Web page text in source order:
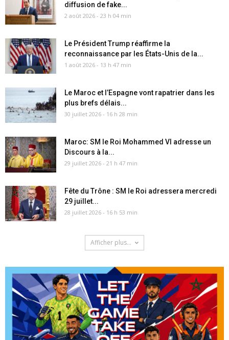
diffusion de fake...
2 août 2026 - 23 h 04 min
Le Président Trump réaffirme la
reconnaissance par les États-Unis de la...
1 août 2026 - 13 h 47 min
Le Maroc et l’Espagne vont rapatrier dans les
plus brefs délais...
30 juillet 2026 - 16 h 28 min
Maroc: SM le Roi Mohammed VI adresse un
Discours à la...
29 juillet 2026 - 21 h 47 min
Fête du Trône : SM le Roi adressera mercredi
29 juillet...
28 juillet 2026 - 16 h 53 min
Afficher plus...